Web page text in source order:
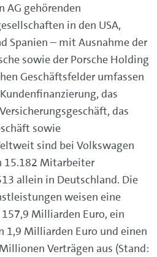
AG gehörenden
in den USA,
Spanien – mit Ausnahme der
sowie der Porsche Holding
Geschäftsfelder umfassen
das
das
sowie
sind bei Volkswagen
15.182 Mitarbeiter
allein in Deutschland. Die
weisen eine
Milliarden Euro, ein
1,9 Milliarden Euro und einen
Verträgen aus (Stand: